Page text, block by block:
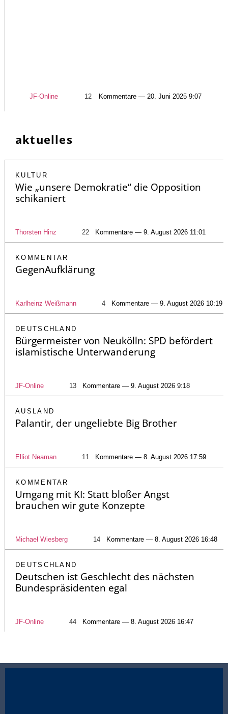
JF-Online 12 Kommentare — 20. Juni 2025 9:07
aktuelles
KULTUR
Wie „unsere Demokratie“ die Opposition
schikaniert
Thorsten Hinz 22 Kommentare — 9. August 2026 11:01
KOMMENTAR
GegenAufklärung
Karlheinz Weißmann 4 Kommentare — 9. August 2026 10:19
DEUTSCHLAND
Bürgermeister von Neukölln: SPD befördert
islamistische Unterwanderung
JF-Online 13 Kommentare — 9. August 2026 9:18
AUSLAND
Palantir, der ungeliebte Big Brother
Elliot Neaman 11 Kommentare — 8. August 2026 17:59
KOMMENTAR
Umgang mit KI: Statt bloßer Angst
brauchen wir gute Konzepte
Michael Wiesberg 14 Kommentare — 8. August 2026 16:48
DEUTSCHLAND
Deutschen ist Geschlecht des nächsten
Bundespräsidenten egal
JF-Online 44 Kommentare — 8. August 2026 16:47